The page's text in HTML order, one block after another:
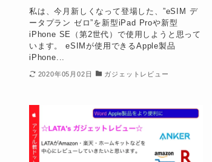
私は、今月新しくなって登場した、”eSIM デ
ータプラン ゼロ”を新型iPad Proや新型
iPhone SE（第2世代）で使用しようと思って
います。 eSIMが使用できるApple製品
iPhone...
2020年05月02日 ガジェットレビュー